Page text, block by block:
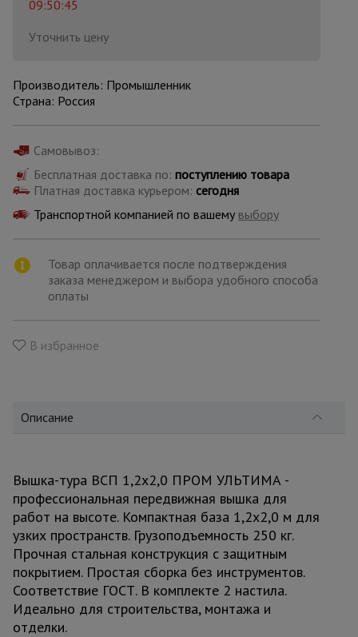
для работы с
для бетонных
работ
склада
Штукатурные
комплекты
Сварочные
аппараты
09:50:45
Уточнить цену
Производитель: Промышленник
Страна: Россия
Самовывоз:
Бесплатная доставка по: поступлению товара
Платная доставка курьером: сегодня
Транспортной компанией по вашему выбору
Товар оплачивается после подтверждения
заказа менеджером и выбора удобного способа
оплаты
В избранное
Описание
Вышка-тура ВСП 1,2x2,0 ПРОМ УЛЬТИМА -
профессиональная передвижная вышка для
работ на высоте. Компактная база 1,2x2,0 м для
узких пространств. Грузоподъемность 250 кг.
Прочная стальная конструкция с защитным
покрытием. Простая сборка без инструментов.
Соответствие ГОСТ. В комплекте 2 настила.
Идеально для строительства, монтажа и
отделки.